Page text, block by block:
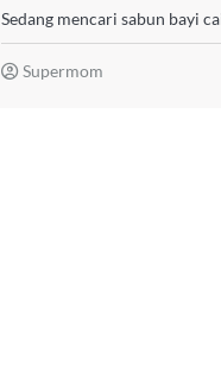
Sedang mencari sabun bayi
Supermom